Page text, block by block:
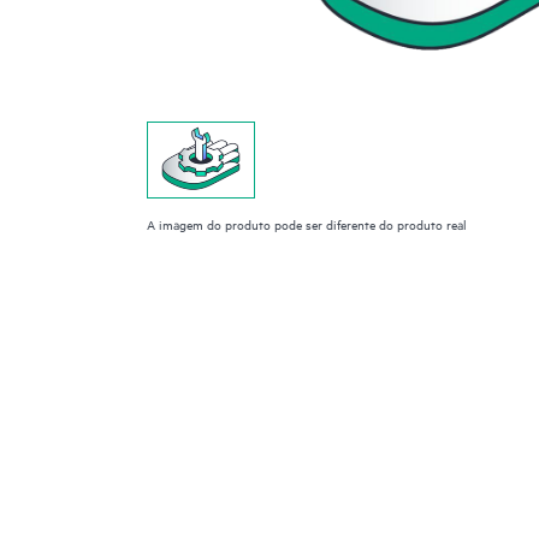
A imagem do produto pode ser diferente do produto real